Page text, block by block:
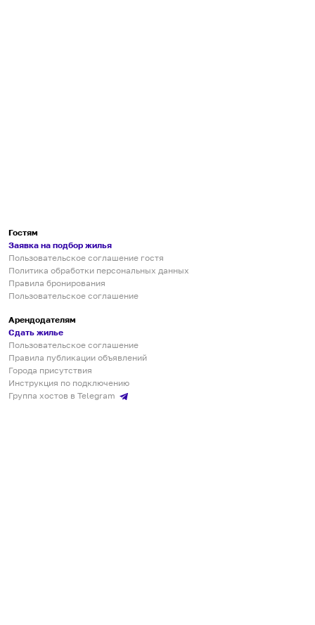
Гостям
Заявка на подбор жилья
Пользовательское соглашение гостя
Политика обработки персональных данных
Правила бронирования
Пользовательское соглашение
Арендодателям
Сдать жилье
Пользовательское соглашение
Правила публикации объявлений
Города присутствия
Инструкция по подключению
Группа хостов в Telegram